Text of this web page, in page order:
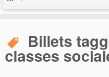
Billets
classes